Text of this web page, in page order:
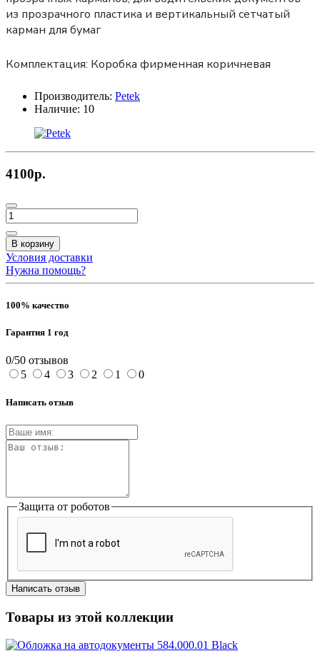
из прозрачного пластика и вертикальный сетчатый
карман для бумаг
Комплектация: Коробка фирменная коричневая
Производитель: Petek
Наличие: 10
4100р.
В корзину
Условия доставки
Нужна помощь?
100% качество
Гарантия 1 год
0/50 отзывов
5
4 3 2 1 0
Написать отзыв
Защита от роботов
Написать отзыв
Товары из этой коллекции